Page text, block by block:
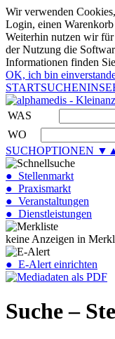
Wir verwenden
Login, einen
Weiterhin nutzen wir für
der Nutzung die
Informationen finden
OK, ich bin
STARTSUCHEN
WAS
WO
SUCHOPTIONEN
● Stellenmarkt
● Praxismarkt
● Veranstaltungen
● Dienstleistungen
keine Anzeigen in
● E-Alert einrichten
Suche –